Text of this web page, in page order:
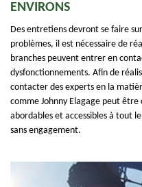
ENVIRONS
Des entretiens devront se faire
problèmes, il est nécessaire de
branches peuvent entrer en
dysfonctionnements. Afin de
contacter des experts en la
comme Johnny Elagage peut être
abordables et accessibles à tout
sans engagement.